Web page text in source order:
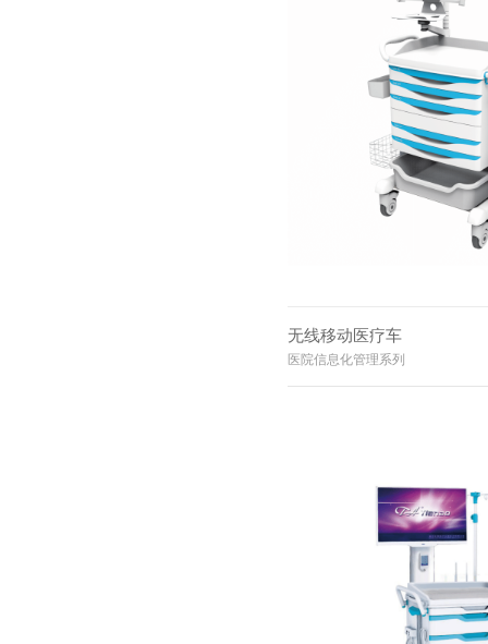
无线移动医疗车
医院信息化管理系列